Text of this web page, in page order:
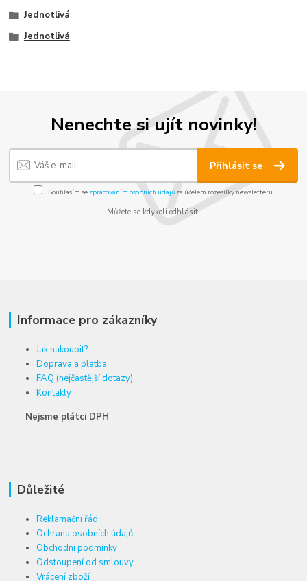
Jednotlivá
Jednotlivá
Nenechte si ujít novinky!
Přihlásit se
Souhlasím se zpracováním osobních údajůza účelem rozesílky newsletteru.
Můžete se kdykoli odhlásit.
Informace pro zákazníky
Jak nakoupit?
Doprava a platba
FAQ (nejčastější dotazy)
Kontakty
Nejsme plátci DPH
Důležité
Reklamační řád
Ochrana osobních údajů
Obchodní podmínky
Odstoupení od smlouvy
Vrácení zboží